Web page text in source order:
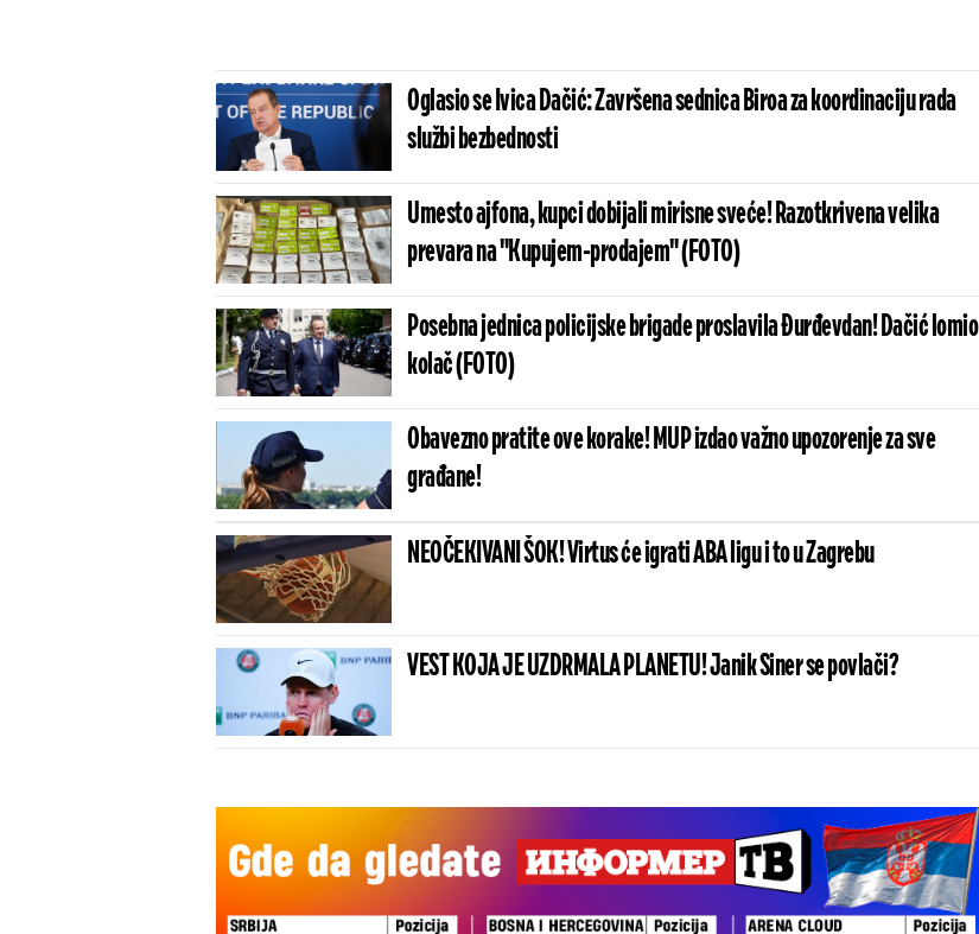
Oglasio se Ivica Dačić: Završena sednica Biroa za koordinaciju rada
službi bezbednosti
Umesto ajfona, kupci dobijali mirisne sveće! Razotkrivena velika
prevara na "Kupujem-prodajem" (FOTO)
Posebna jednica policijske brigade proslavila Đurđevdan! Dačić lomio
kolač (FOTO)
Obavezno pratite ove korake! MUP izdao važno upozorenje za sve
građane!
NEOČEKIVANI ŠOK! Virtus će igrati ABA ligu i to u Zagrebu
VEST KOJA JE UZDRMALA PLANETU! Janik Siner se povlači?